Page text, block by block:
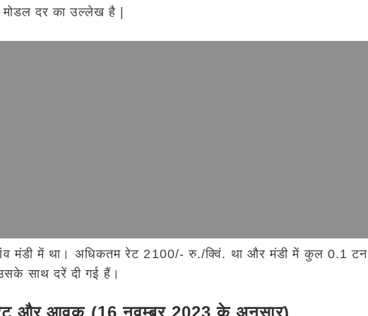
दर का उल्लेख है |
मंडी में था। अधिकतम रेट 2100/- रु./क्विं. था और मंडी में कुल 0.1 टन
साथ दरें दी गई हैं।
और आवक (16 नवम्बर 2023 के अनुसार)